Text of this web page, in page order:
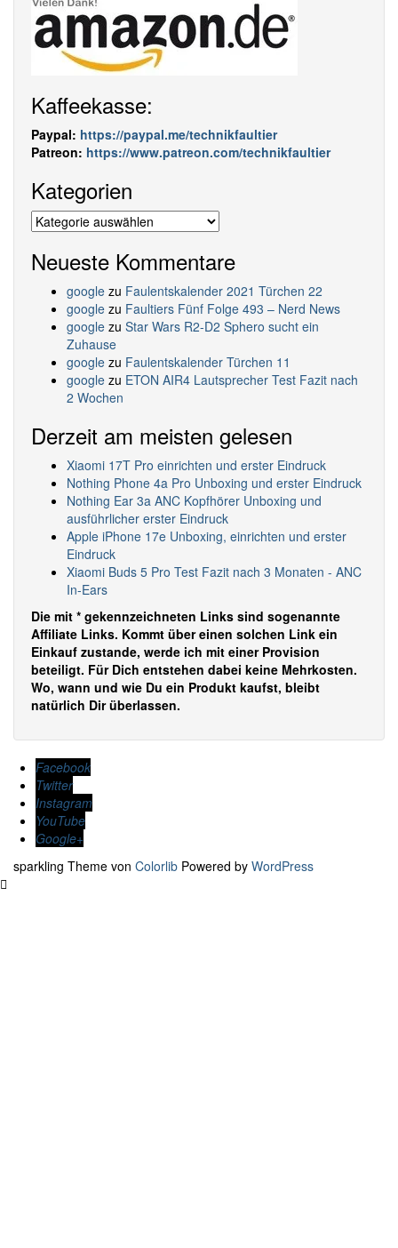
Kaffeekasse:
Paypal: https://paypal.me/technikfaultier
Patreon: https://www.patreon.com/technikfaultier
Kategorien
Kategorien
Neueste Kommentare
google zu Faulentskalender 2021 Türchen 22
google zu Faultiers Fünf Folge 493 – Nerd News
google zu Star Wars R2-D2 Sphero sucht ein
Zuhause
google zu Faulentskalender Türchen 11
google zu ETON AIR4 Lautsprecher Test Fazit nach
2 Wochen
Derzeit am meisten gelesen
Xiaomi 17T Pro einrichten und erster Eindruck
Nothing Phone 4a Pro Unboxing und erster Eindruck
Nothing Ear 3a ANC Kopfhörer Unboxing und
ausführlicher erster Eindruck
Apple iPhone 17e Unboxing, einrichten und erster
Eindruck
Xiaomi Buds 5 Pro Test Fazit nach 3 Monaten - ANC
In-Ears
Die mit * gekennzeichneten Links sind sogenannte
Affiliate Links. Kommt über einen solchen Link ein
Einkauf zustande, werde ich mit einer Provision
beteiligt. Für Dich entstehen dabei keine Mehrkosten.
Wo, wann und wie Du ein Produkt kaufst, bleibt
natürlich Dir überlassen.
Facebook
Twitter
Instagram
YouTube
Google+
sparkling Theme von Colorlib Powered by WordPress